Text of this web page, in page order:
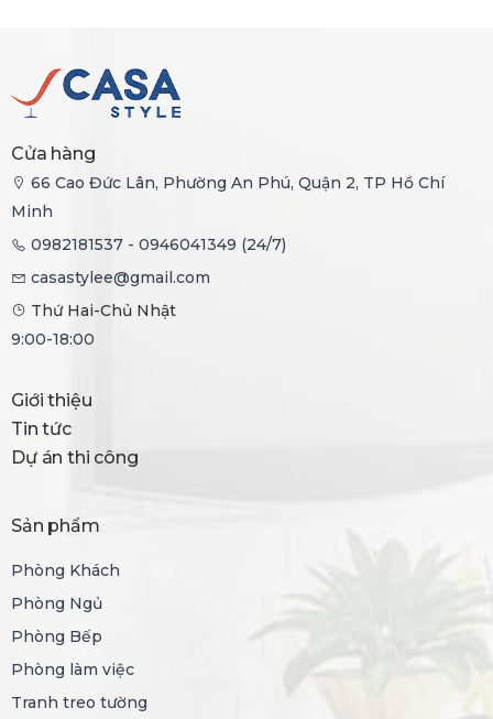
Cửa hàng
66 Cao Đức Lân, Phường An Phú, Quận 2, TP Hồ Chí
Minh
0982181537 - 0946041349 (24/7)
casastylee@gmail.com
Thứ Hai-Chủ Nhật
9:00-18:00
Giới thiệu
Tin tức
Dự án thi công
Sản phẩm
Phòng Khách
Phòng Ngủ
Phòng Bếp
Phòng làm việc
Tranh treo tường